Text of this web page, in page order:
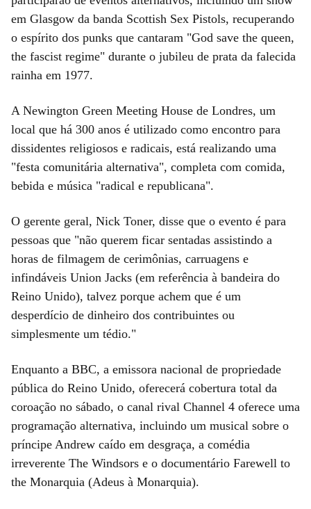
em Glasgow da banda Scottish Sex Pistols, recuperando
o espírito dos punks que cantaram "God save the queen,
the fascist regime" durante o jubileu de prata da falecida
rainha em 1977.
A Newington Green Meeting House de Londres, um
local que há 300 anos é utilizado como encontro para
dissidentes religiosos e radicais, está realizando uma
"festa comunitária alternativa", completa com comida,
bebida e música "radical e republicana".
O gerente geral, Nick Toner, disse que o evento é para
pessoas que "não querem ficar sentadas assistindo a
horas de filmagem de cerimônias, carruagens e
infindáveis Union Jacks (em referência à bandeira do
Reino Unido), talvez porque achem que é um
desperdício de dinheiro dos contribuintes ou
simplesmente um tédio."
Enquanto a BBC, a emissora nacional de propriedade
pública do Reino Unido, oferecerá cobertura total da
coroação no sábado, o canal rival Channel 4 oferece uma
programação alternativa, incluindo um musical sobre o
príncipe Andrew caído em desgraça, a comédia
irreverente The Windsors e o documentário Farewell to
the Monarquia (Adeus à Monarquia).